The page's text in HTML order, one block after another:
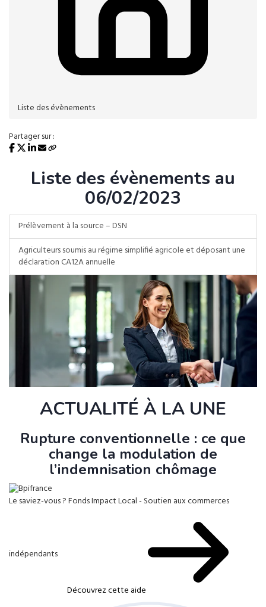
Liste des évènements
Partager sur :
Liste des évènements au
06/02/2023
Prélèvement à la source – DSN
Agriculteurs soumis au régime simplifié agricole et déposant une
déclaration CA12A annuelle
ACTUALITÉ À LA UNE
Rupture conventionnelle : ce que
change la modulation de
l’indemnisation chômage
Le saviez-vous ?Fonds Impact Local - Soutien aux commerces
indépendants
Découvrez cette aide